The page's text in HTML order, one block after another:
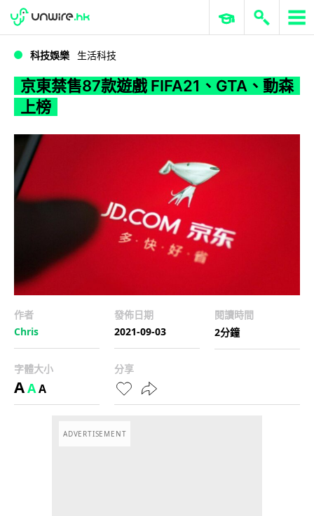
京東禁售87款遊戲 FIFA21、GTA、動森上榜
WWDC 2026 ERP 與商業 AI
科技娛樂 生活科技
京東禁售87款遊戲 FIFA21、GTA、動森
上榜
作者
Chris
發佈日期
2021-09-03
閱讀時間
2分鐘
字體大小
AAA
分享
ADVERTISEMENT